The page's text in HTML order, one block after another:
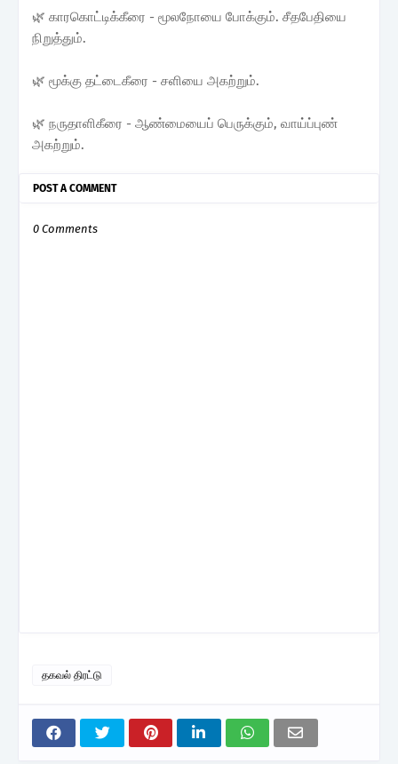
🌿 காரகொட்டிக்கீரை - மூலநோயை போக்கும். சீதபேதியை
நிறுத்தும்.
🌿 மூக்கு தட்டைகீரை - சளியை அகற்றும்.
🌿 நருதாளிகீரை - ஆண்மையைப் பெருக்கும், வாய்ப்புண்
அகற்றும்.
POST A COMMENT
0 Comments
தகவல் திரட்டு